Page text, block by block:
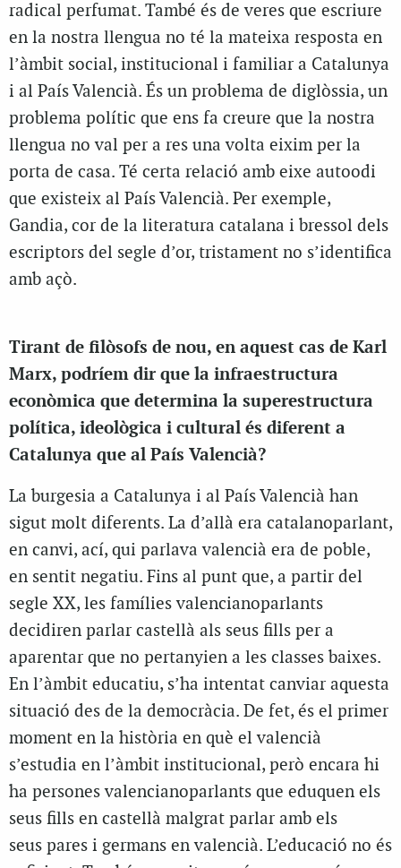
radical perfumat. També és de veres que escriure
en la nostra llengua no té la mateixa resposta en
l’àmbit social, institucional i familiar a Catalunya
i al País Valencià. És un problema de diglòssia, un
problema polític que ens fa creure que la nostra
llengua no val per a res una volta eixim per la
porta de casa. Té certa relació amb eixe autoodi
que existeix al País Valencià. Per exemple,
Gandia, cor de la literatura catalana i bressol dels
escriptors del segle d’or, tristament no s’identifica
amb açò.
Tirant de filòsofs de nou, en aquest cas de Karl
Marx, podríem dir que la infraestructura
econòmica que determina la superestructura
política, ideològica i cultural és diferent a
Catalunya que al País Valencià?
La burgesia a Catalunya i al País Valencià han
sigut molt diferents. La d’allà era catalanoparlant,
en canvi, ací, qui parlava valencià era de poble,
en sentit negatiu. Fins al punt que, a partir del
segle XX, les famílies valencianoparlants
decidiren parlar castellà als seus fills per a
aparentar que no pertanyien a les classes baixes.
En l’àmbit educatiu, s’ha intentat canviar aquesta
situació des de la democràcia. De fet, és el primer
moment en la història en què el valencià
s’estudia en l’àmbit institucional, però encara hi
ha persones valencianoparlants que eduquen els
seus fills en castellà malgrat parlar amb els
seus pares i germans en valencià. L’educació no és